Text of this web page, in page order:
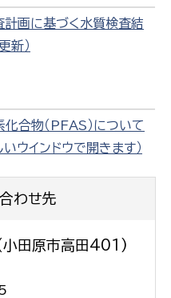
画に基づく水質検査結
新）
合物（PFAS）について
いウインドウで開きます）
わせ先
(小田原市高田401)